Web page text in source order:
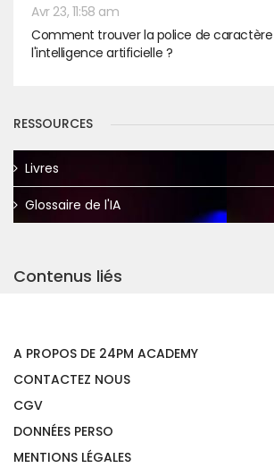
Avr 23, 11:58 am
Comment trouver la police de
l'intelligence artificielle ?
RESSOURCES
Livres
Glossaire de l'IA
Contenus liés
A PROPOS DE 24PM ACADEMY
CONTACTEZ NOUS
CGV
DONNÉES PERSO
MENTIONS LÉGALES